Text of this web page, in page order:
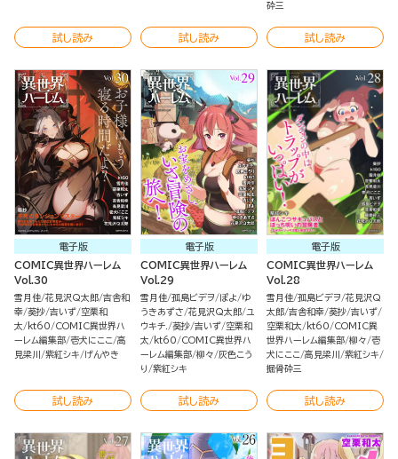
試し読み 試し読み
砕三
試し読み
電子版
COMIC異世界ハーレム
Vol.30
雪月佳 花見沢Q太郎 吉舎和
幸 葵抄 吉いず 空栗和
太
kt60
COMIC異世界ハ
ーレム編集部 壱犬にここ 高
見梁川
紫紅シキ げんやき
試し読み
電子版
COMIC異世界ハーレム
Vol.29
雪月佳 孤島ビデヲ ぽよ
ゆ
うきあずさ 花見沢Q太郎 ユ
ウキチ. 葵抄 吉いず 空栗和
太
kt60
COMIC異世界ハ
ーレム編集部 柳々 灰色こう
り
紫紅シキ
試し読み
電子版
COMIC異世界ハーレム
Vol.28
雪月佳 孤島ビデヲ 花見沢Q
太郎 吉舎和幸 葵抄 吉いず
空栗和太
kt60
COMIC異
世界ハーレム編集部 柳々 壱
犬にここ 高見梁川
紫紅シキ
掘骨砕三
試し読み